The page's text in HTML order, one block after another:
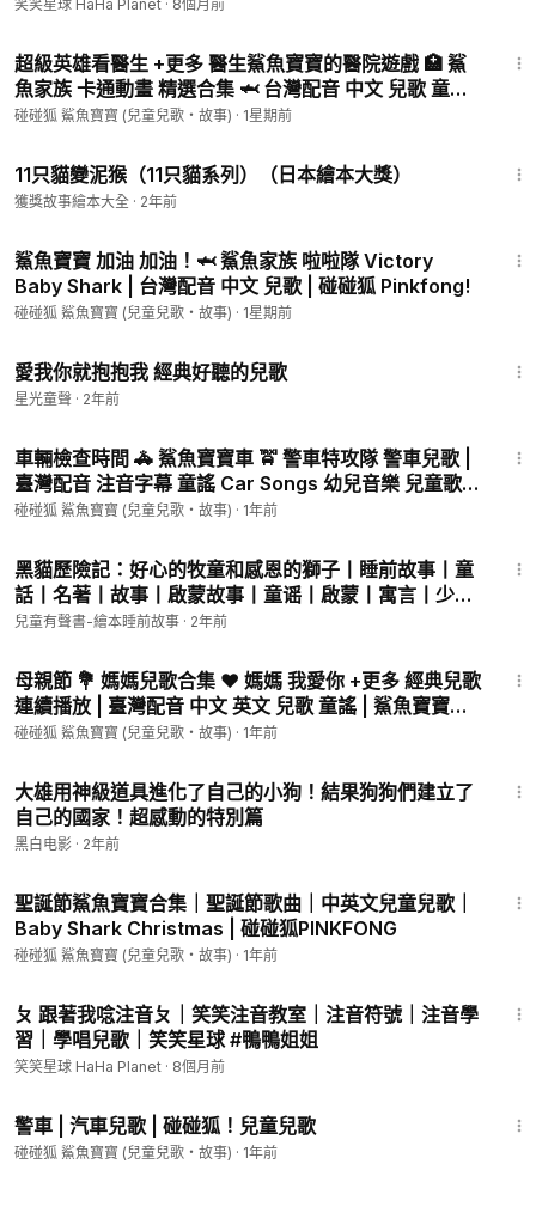
鯊魚兄妹
嘟嚕嚕嘟嚕
鯊魚兄妹
我們是
嘟嚕嚕嘟嚕
嘟嚕嚕嘟嚕
可怕的
嘟嚕嚕嘟嚕
鯊魚呀
嘟嚕嚕嘟嚕
快跑呀
嘟嚕嚕嘟嚕
沒事了
嘟嚕嚕嘟嚕
嘟嚕嚕嘟嚕
今天也
嘟嚕嚕嘟嚕
真開心
嘟嚕嚕嘟嚕
嘟嚕嚕嘟嚕
跳起舞
嘟嚕嚕嘟嚕
歌就到這
📍官方網站
►►https://www.pinkfong.com/en/index.html
📍官方微博
►► http://weibo.com/pinkfongbaby
笑笑星球 HaHa Planet · 8個月前
超級英雄看醫生 +更多 醫生鯊魚寶寶的醫院遊戲 🏥 鯊
魚家族 卡通動畫 精選合集 🦈 台灣配音 中文 兒歌 童謠 |
Baby Shark 碰碰狐 Pinkfong!
碰碰狐 鯊魚寶寶 (兒童兒歌・故事) · 1星期前
11只貓變泥猴（11只貓系列）（日本繪本大獎）
獲獎故事繪本大全 · 2年前
鯊魚寶寶 加油 加油！🦈 鯊魚家族 啦啦隊 Victory
Baby Shark | 台灣配音 中文 兒歌 | 碰碰狐 Pinkfong!
碰碰狐 鯊魚寶寶 (兒童兒歌・故事) · 1星期前
愛我你就抱抱我 經典好聽的兒歌
星光童聲 · 2年前
車輛檢查時間 🚓 鯊魚寶寶車 🚖 警車特攻隊 警車兒歌 |
臺灣配音 注音字幕 童謠 Car Songs 幼兒音樂 兒童歌曲
| Baby Shark 碰碰狐 Pinkfong!
碰碰狐 鯊魚寶寶 (兒童兒歌・故事) · 1年前
黑貓歷險記：好心的牧童和感恩的獅子丨睡前故事丨童
話丨名著丨故事丨啟蒙故事丨童谣丨啟蒙丨寓言丨少兒
丨睡前聽書丨有聲書丨有聲故事#兒童故事丨學習教育
兒童有聲書-繪本睡前故事 · 2年前
母親節 💐 媽媽兒歌合集 ❤️ 媽媽 我愛你 +更多 經典兒歌
連續播放 | 臺灣配音 中文 英文 兒歌 童謠 | 鯊魚寶寶
Baby Shark 碰碰狐 Pinkfong!
碰碰狐 鯊魚寶寶 (兒童兒歌・故事) · 1年前
大雄用神級道具進化了自己的小狗！結果狗狗們建立了
自己的國家！超感動的特別篇
黑白电影 · 2年前
聖誕節鯊魚寶寶合集｜聖誕節歌曲｜中英文兒童兒歌｜
Baby Shark Christmas | 碰碰狐PINKFONG
碰碰狐 鯊魚寶寶 (兒童兒歌・故事) · 1年前
ㄆ 跟著我唸注音ㄆ｜笑笑注音教室｜注音符號｜注音學
習｜學唱兒歌｜笑笑星球 #鴨鴨姐姐
笑笑星球 HaHa Planet · 8個月前
警車 | 汽車兒歌 | 碰碰狐！兒童兒歌
碰碰狐 鯊魚寶寶 (兒童兒歌・故事) · 1年前